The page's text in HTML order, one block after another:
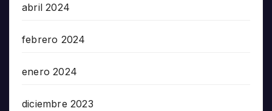
abril 2024
febrero 2024
enero 2024
diciembre 2023